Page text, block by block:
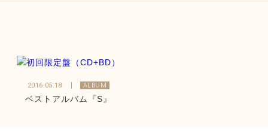
2016.05.18 ALBUM
ベストアルバム『S』